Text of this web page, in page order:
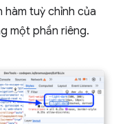
hàm tuỳ chỉnh của
một phần riêng.